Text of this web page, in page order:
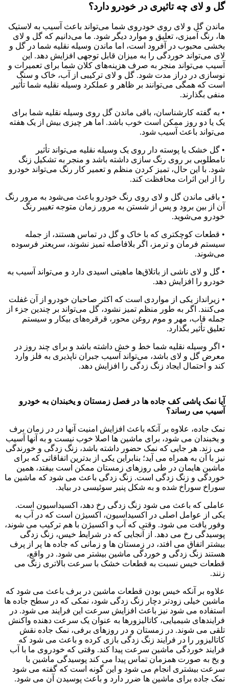
عدد
گل و لای چه تاثیری در خودرو دارد؟
ماندن گل و لای روی خودروی شما می‌تواند باعث آسیب به لاستیک
ها، رنگ آمیزی، تعلیق و موارد دیگر شود. ما می‌دانیم که گل و لای
بخشی محبوب در آفرود است، اما ماندن وسیله نقلیه شما در گل و
لای می‌تواند خوردگی را به میزان قابل توجهی افزایش دهد. این
آسیب می‌تواند منجر به صرف هزینه‌های کلان شما برای تعمیرات و
نوسازی در دراز مدت شود. گل و لای ترکیبی از آب، خاک و سنگ
است که همگی می‌توانند بر ظاهر و عملکرد وسیله نقلیه شما تأثیر
منفی بگذارند.
• به گفته کارشناسان، باقی ماندن گل روی وسیله نقلیه شما برای
یک یا دو روز ممکن است خوب باشد. اما هر چیزی بیش از یک هفته
می‌تواند باعث آسیب شود.
• گل خشک یا پوسته دار روی یک وسیله نقلیه می‌تواند تأثیر
نامطلوبی بر روی رنگ سازی داشته باشد و منجر به تشکیل زنگ
شود. با این حال، تمیز کردن منظم و تعمیر کار رنگ می‌تواند خودرو
را از این اثرات محافظت کند.
• باقی ماندن گل و لای روی رنگ خودرو باعث می‌شود به مرور رنگ
آن از بین برود و پس از شستن به مرور زمان متوجه تغییر رنگ
خودرو می‌شوید.
• قطعات کوچکتری که با خاک و گل در تماس هستند، از جمله
سیستم فرمان و ترمز، اگر بلافاصله تمیز نشوند، سریعتر فرسوده
می‌شوند.
• گل و لای ناشی از باتلاق‌ها ماهیتی اسیدی دارد و می‌تواند آسیب به
خودرو را افزایش دهد.
• زیرانداز یکی از مواردی است که اکثر صاحبان خودرو از آن غفلت
می‌کنند. اگر به طور منظم تمیز نشود، گل می‌تواند بر چندین جزء از
جمله قاب، مهر و موم روغن محور، قرقره‌های بیکار و سیستم
تعلیق تأثیر بگذارد.
• اگر وسیله نقلیه شما خط و خش داشته باشد و برای چند روز در
معرض گل و لای باشد، می‌تواند آسیب جبران ناپذیری به فلز وارد
کند و احتمال ایجاد زنگ زدگی را افزایش دهد.
آیا نمک پاشی کف جاده ها در فصل زمستان و یخبندان به خودرو
آسیب می رساند؟
نمک جاده، علاوه بر آنکه باعث افزایش امنیت آنها در در زمان برف
و یخبندان می شود، برای ماشین ها اصلا خوب نیست و به آنها آسیب
می زند. هر جایی که نمک حضور داشته باشد، زنگ زدگی و خورندگی
نیز با آن به همراه می آید؛ بنابراین یکی از بدترین اتفاقاتی که برای
ماشین هایمان در طی روزهای زمستان ممکن است بیفتد، همین
خوردگی و زنگ زدگی است. زنگ زدگی باعث می شود که ماشین ما
سوراخ سوراخ شده و به شکل پنیر سوئیسی در بیاید.
عاملی که باعث می شود زنگ زدگی رخ دهد، اکسیداسیون است.
یکی از عوامل اصلی در اکسیداسیون، اکسیژن است که در آب به
وفور یافت می شود. وقتی که آب و اکسیژن با هم ترکیب می شوند،
پوسیدگی رخ می دهد. از آنجایی که در شرایط خیس، زنگ زدگی
بیشتر اتفاق می افتد، در زمستان ها و زمانی که جاده ها پر از پرف
هستند زنگ زدگی و خوردگی ماشین بیشتر می شود. در واقع،
قطعات خیس نسبت به قطعات خشک با سرعت بالاتری زنگ می
زنند.
علاوه بر آنکه خیس بودن قطعات ماشین در برف باعث می شود که
ماشین خیلی زودتر دچار زنگ زدگی شود، نمکی که در سطح جاده ها
استفاده می شود نیز باعث افزایش سرعت این فرایند می شود. در
فرایندهای شیمیایی، کاتالیزورها به عنوان یک سرعت دهنده واکنش
تلقی می شوند. در زمستان و در روزهای برفی، نمک جاده نقش
کاتالیزور را در فرایند زنگ زدگی بازی کرده و باعث می شود که
فرایند خوردگی ماشین سرعت پیدا کند. وقتی که خودروی ما با آب
و یخ به صورت همزمان تماس پیدا می کند پوسیدگی ماشین با
سرعت بیشتری انجام می شود و این گونه است که گفته می شود
نمک جاده برای ماشین ها ضرر دارد و باعث پوسیدن آن می شود.